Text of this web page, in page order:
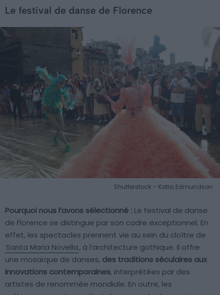
Le festival de danse de Florence
Shutterstock – Katia Edmundson
Pourquoi nous l’avons sélectionné : Le festival de danse
de Florence se distingue par son cadre exceptionnel. En
effet, les spectacles prennent vie au sein du cloître de
Santa Maria Novella, à l’architecture gothique. Il offre
une mosaïque de danses, des traditions séculaires aux
innovations contemporaines, interprétées par des
artistes de renommée mondiale. En outre, les